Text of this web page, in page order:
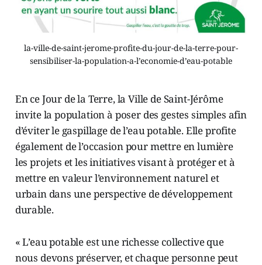
la-ville-de-saint-jerome-profite-du-jour-de-la-terre-pour-
sensibiliser-la-population-a-l’economie-d’eau-potable
En ce Jour de la Terre, la Ville de Saint-Jérôme
invite la population à poser des gestes simples afin
d’éviter le gaspillage de l’eau potable. Elle profite
également de l’occasion pour mettre en lumière
les projets et les initiatives visant à protéger et à
mettre en valeur l’environnement naturel et
urbain dans une perspective de développement
durable.
« L’eau potable est une richesse collective que
nous devons préserver, et chaque personne peut